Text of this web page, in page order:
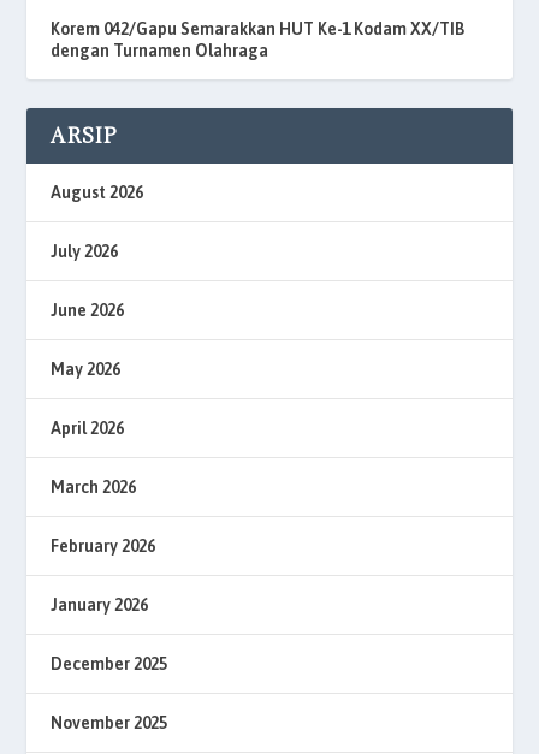
Korem 042/Gapu Semarakkan HUT Ke-1 Kodam XX/TIB
dengan Turnamen Olahraga
ARSIP
August 2026
July 2026
June 2026
May 2026
April 2026
March 2026
February 2026
January 2026
December 2025
November 2025